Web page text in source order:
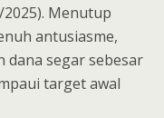
Menutup
antusiasme,
dana segar sebesar
target awal